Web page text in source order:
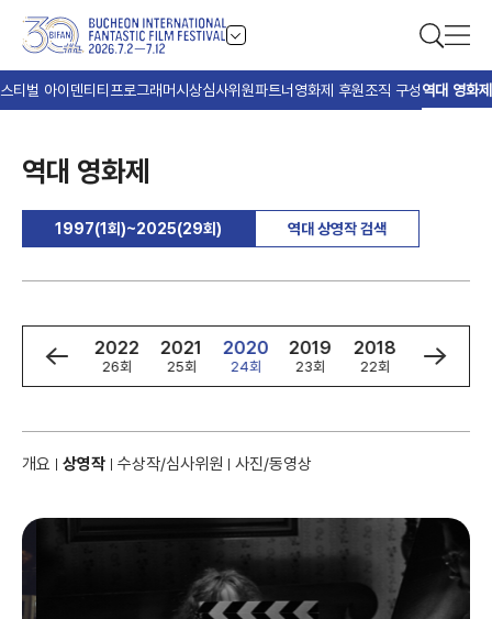
티벌 아이덴티티 프로그래머시상심사위원파트너 영화제 후원조직 구성역대 영화제
역대 영화제
1997(1회)~2025(29회) 역대 상영작 검색
2023
27회
2022
26회
2021
25회
2020
24회
2019
23회
2018
22회
2017
21회
개요 상영작 수상작/심사위원 사진/동영상